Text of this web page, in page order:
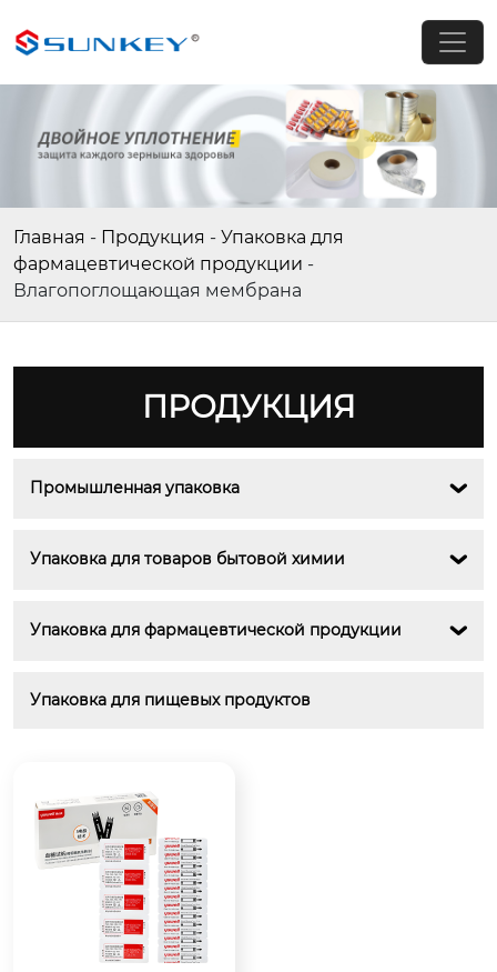
Главная - Продукция - Упаковка для
фармацевтической продукции -
Влагопоглощающая мембрана
ПРОДУКЦИЯ
Промышленная упаковка 
Упаковка для товаров бытовой химии 
Упаковка для фармацевтической продукции 
Упаковка для пищевых продуктов